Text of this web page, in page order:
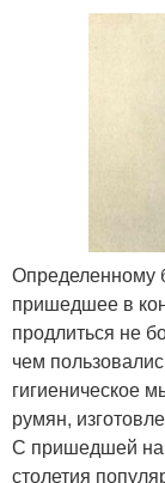
Определенному
пришедшее в
продлиться не
чем
гигиеническое
румян,
С пришедшей на
столетия